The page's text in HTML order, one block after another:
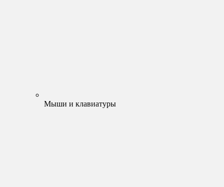
Мыши и клавиатуры